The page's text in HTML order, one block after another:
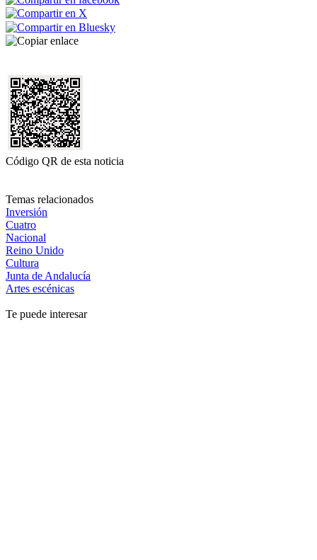
Código QR de esta noticia
Temas relacionados
Inversión
Cuatro
Nacional
Reino Unido
Cultura
Junta de Andalucía
Artes escénicas
Te puede interesar